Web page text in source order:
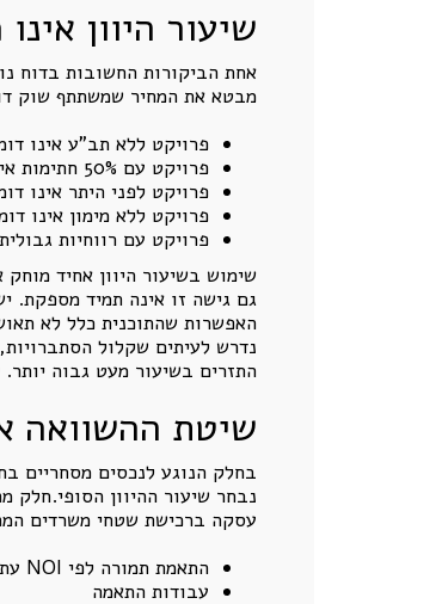
שיעור היוון
אחת הביקורות החשובות בדוח
מבטא את המחיר שמשתתף שוק
פרויקט ללא תב"ע אינו
פרויקט עם 50% חתימות אינו דומה לפרויקט עם רוב מלא
פרויקט לפני היתר אינו
פרויקט ללא מימון אינו
פרויקט עם רווחיות
שימוש בשיעור היוון אחיד
גם גישה זו אינה תמיד מספקת.
האפשרות שהתוכנית כלל לא
נדרש לעיתים שקלול
התזרים בשיעור מעט גבוה
שיטת ההשוואה
בחלק הנוגע לנכסים מסחריים
נבחר שיעור ההיוון
עסקה ברכישת שטחי משרדים
התאמת תמורה לפי NOI עתידי
עבודות התאמה